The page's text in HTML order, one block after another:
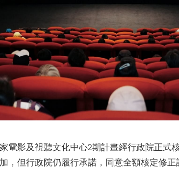
電影及視聽文化中心2期計畫經行政院正式
，但行政院仍履行承諾，同意全額核定修正